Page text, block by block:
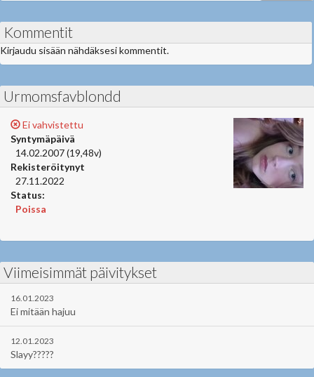
Kommentit
Kirjaudu sisään nähdäksesi kommentit.
Urmomsfavblondd
Ei vahvistettu
Syntymäpäivä
14.02.2007 (19,48v)
Rekisteröitynyt
27.11.2022
Status:
Poissa
Viimeisimmät päivitykset
16.01.2023
Ei mitään hajuu
12.01.2023
Slayy?????